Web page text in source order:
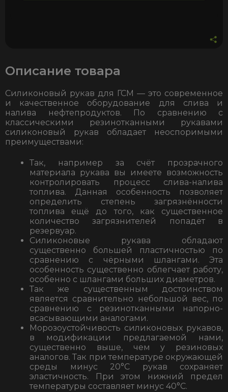
Описание товара
Силиконовый рукав для ГСМ — это современное
и качественное оборудование для слива и
налива нефтепродуктов. По сравнению с
классическими резинотканными рукавами
силиконовый рукав обладает неоспоримыми
преимуществами:
Так, например за счёт прозрачного
материала рукава вы имеете возможность
контролировать процесс слива-налива
топлива. Данная особенность позволяет
определить степень загрязнённости
топлива ещё до того, как существенное
количество загрязнителей попадёт в
резервуар.
Силиконовые рукава обладают
существенно большей пластичностью по
сравнению с чёрными шлангами. Эта
особенность существенно облегчает работу,
особенно с шлангами больших диаметров.
Так же существенным достоинством
является сравнительно небольшой вес, по
сравнению с резинотканными напорно-
всасывающими аналогами.
Морозоустойчивость силиконовых рукавов,
в модификации предлагаемой нами,
существенно выше, чем у резиновых
аналогов. Так при температуре окружающей
среды минус 20°С рукав сохраняет
эластичность. При этом нижний предел
температуры составляет минус 40°С.